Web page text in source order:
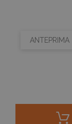
ANTEPRIMA